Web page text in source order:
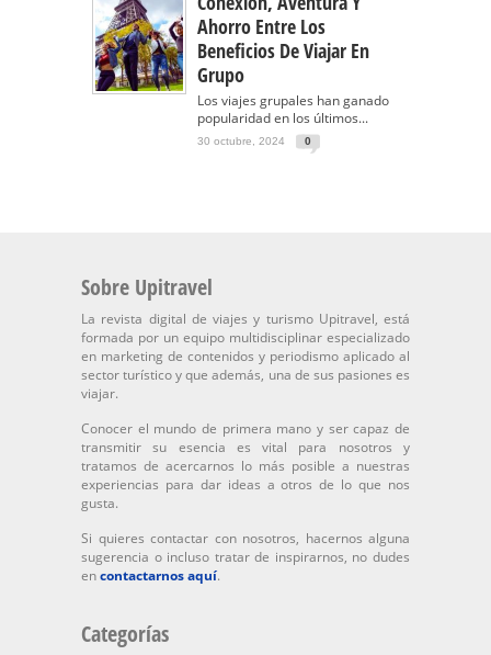
Ahorro Entre Los
Beneficios De Viajar En
Grupo
Los viajes grupales han ganado
popularidad en los últimos...
30 octubre, 2024 0
Sobre Upitravel
La revista digital de viajes y turismo Upitravel, está
formada por un equipo multidisciplinar especializado
en marketing de contenidos y periodismo aplicado al
sector turístico y que además, una de sus pasiones es
viajar.
Conocer el mundo de primera mano y ser capaz de
transmitir su esencia es vital para nosotros y
tratamos de acercarnos lo más posible a nuestras
experiencias para dar ideas a otros de lo que nos
gusta.
Si quieres contactar con nosotros, hacernos alguna
sugerencia o incluso tratar de inspirarnos, no dudes
encontactarnos aquí.
Categorías